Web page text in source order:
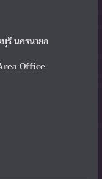
รี นครนายก
Office